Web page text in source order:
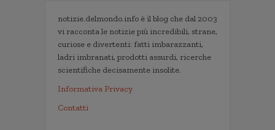
notizie.delmondo.info è il blog che dal 2003
vi racconta le notizie più incredibili, strane,
curiose e divertenti: fatti imbarazzanti,
ladri imbranati, prodotti assurdi, ricerche
scientifiche decisamente insolite.
Informativa Privacy
Contatti